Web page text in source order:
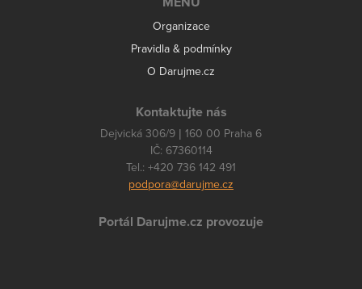
Organizace
Pravidla & podmínky
O Darujme.cz
Kontaktujte nás
Dejvická 306/9 | 160 00 Praha 6
IČ: 67360114
Tel.: +420 736 142 491
podpora@darujme.cz
Portál Darujme.cz provozuje